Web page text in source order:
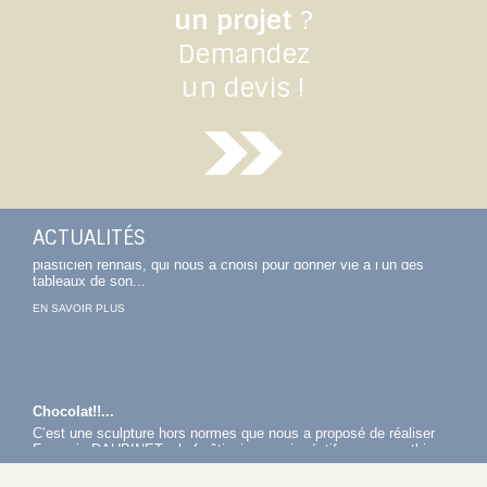
un projet ?
Demandez
un devis !
ACTUALITÉS
Scan et usinage d’une tête en polystyrène
tableaux de son...
Nous le...
EN SAVOIR PLUS